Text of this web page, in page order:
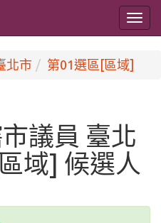
北市 第01選區[區域]
議員 臺北
域] 候選人